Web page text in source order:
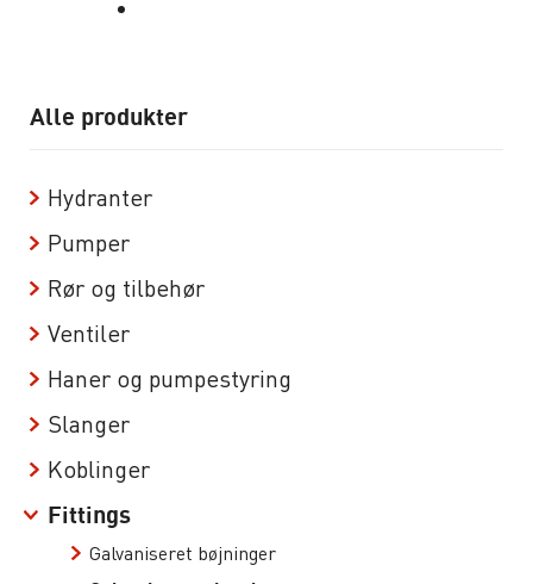
Alle produkter
Hydranter
Pumper
Rør og tilbehør
Ventiler
Haner og pumpestyring
Slanger
Koblinger
Fittings
Galvaniseret bøjninger